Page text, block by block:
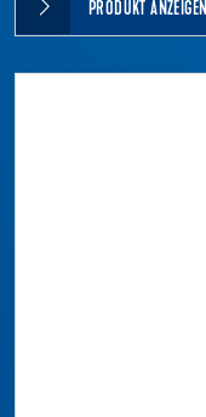
PRODUKT ANZEIGEN